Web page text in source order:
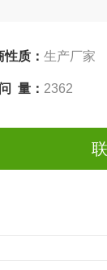
性质： 生产厂家
量： 2362